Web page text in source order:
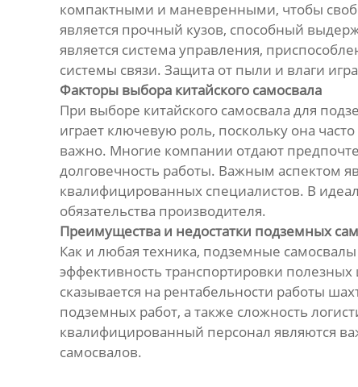
компактными и маневренными, чтобы
является прочный кузов, способный
является система управления,
системы связи. Защита от пыли и влаги
Факторы выбора китайского самосвала
При выборе китайского самосвала для
играет ключевую роль, поскольку она
важно. Многие компании отдают
долговечность работы. Важным аспектом
квалифицированных специалистов. В
обязательства производителя.
Преимущества и недостатки подземных
Как и любая техника, подземные
эффективность транспортировки
сказывается на рентабельности работы
подземных работ, а также сложность
квалифицированный персонал являются
самосвалов.